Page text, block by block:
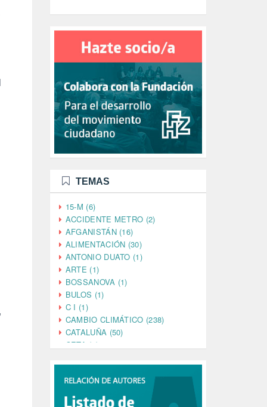
TEMAS
15-M (6)
ACCIDENTE METRO (2)
AFGANISTÁN (16)
ALIMENTACIÓN (30)
ANTONIO DUATO (1)
ARTE (1)
BOSSANOVA (1)
BULOS (1)
C I (1)
CAMBIO CLIMÁTICO (238)
CATALUÑA (50)
CETA (2)
CINE (35)
CIUDADANÍA (633)